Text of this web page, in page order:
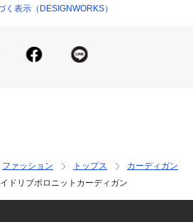
ディガンとしても使え、着こなしの
なる方は、下のボタンを2～3つ開け
表示（DESIGNWORKS）
ファッション トップス
カーディガン
ドリブポロニットカーディガン